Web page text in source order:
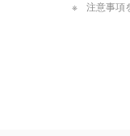
注意事項